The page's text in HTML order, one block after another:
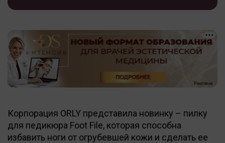
Корпорация ORLY представила новинку – пилку
для педикюра Foot File, которая способна
избавить ноги от огрубевшей кожи и сделать ее